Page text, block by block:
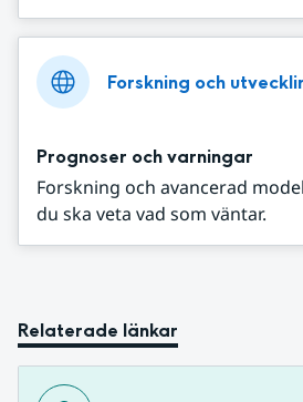
Forskning och
Prognoser och varningar
Forskning och avancerad
du ska veta vad som väntar.
Relaterade länkar